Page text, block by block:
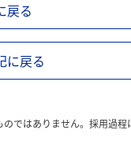
戻る
に戻る
ではありません。採用過